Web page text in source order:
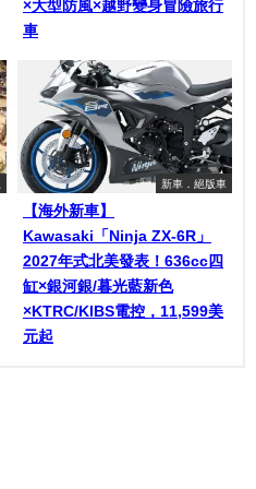
×大型防風×越野變身冒險旅行
車
新車．絕版車
【海外新車】
Kawasaki「Ninja ZX-6R」
2027年式北美發表！636cc四
缸×銀河銀/暮光藍新色
×KTRC/KIBS電控，11,599美
元起